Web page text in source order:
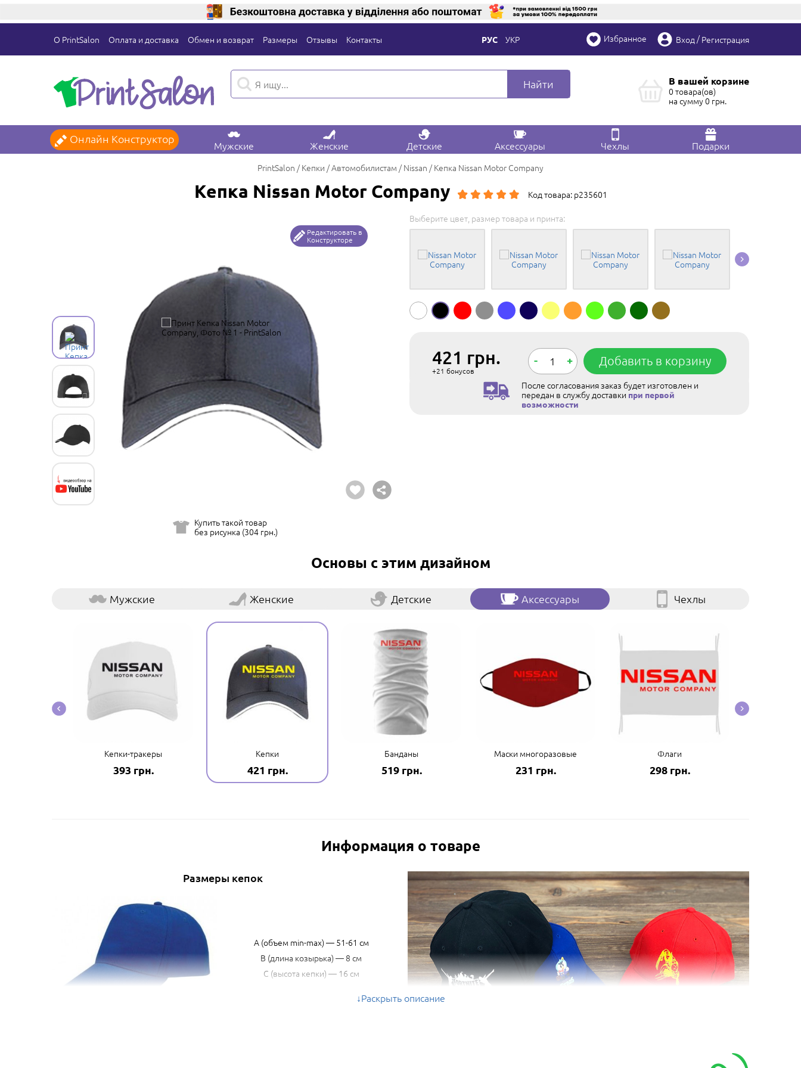
О PrintSalon Оплата и доставка Обмен и возврат Размеры Отзывы Контакты РУС УКР Избранное Вход /Регистрация
Найти В вашей корзине
0 товара(ов)
на сумму0 грн.
Онлайн Конструктор
Мужские Женские Детские Аксессуары Чехлы Подарки
PrintSalon Кепки Автомобилистам Nissan Кепка Nissan Motor Company
Кепка Nissan Motor Company Код товара: p235601
Редактировать в
Конструкторе
Редактировать в
Купить такой товар
без рисунка (304 грн.)
Выберите цвет, размер товара и принта:
421 грн.
+21 бонусов
- + Добавить в корзину
После согласования заказ будет изготовлен и
передан в службу доставки при первой
возможности
Основы с этим дизайном
Мужские Женские Детские Аксессуары Чехлы
Кепки-тракеры
393 грн.
Кепки
421 грн.
Банданы
519 грн.
Маски многоразовые
231 грн.
Флаги
298 грн.
Информация о товаре
Размеры кепок
A (объем min-max) — 51-61 см
B (длина козырька) — 8 см
C (высота кепки) — 16 см
Раскрыть описание